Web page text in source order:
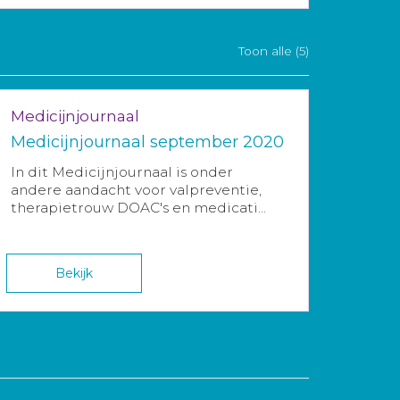
Toon alle (5)
Medicijnjournaal
Medicijnjournaal september 2020
In dit Medicijnjournaal is onder
andere aandacht voor valpreventie,
therapietrouw DOAC's en medicati...
Bekijk